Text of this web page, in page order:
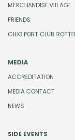
MERCHANDISE VILLAGE
FRIENDS
CHIO PORT CLUB
MEDIA
ACCREDITATION
MEDIA CONTACT
NEWS
SIDE EVENTS